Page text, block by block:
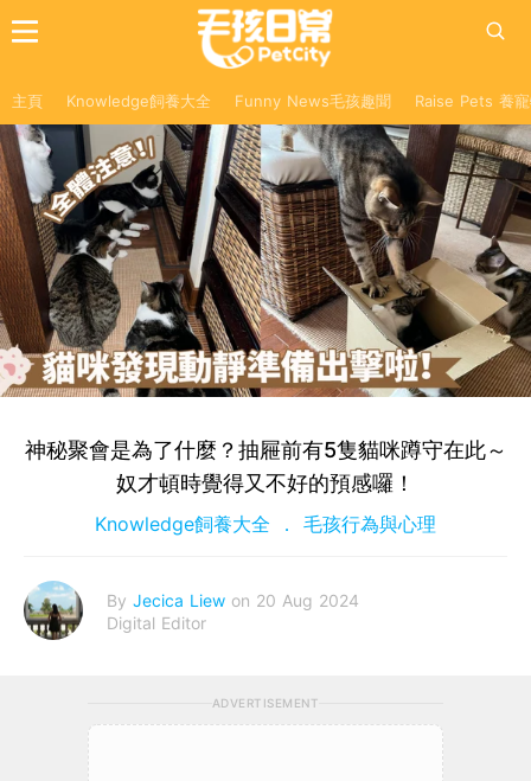
主頁 Knowledge飼養大全 Funny News毛孩趣聞 Raise Pets 養
神秘聚會是為了什麼？抽屜前有5隻貓咪蹲守在此～
奴才頓時覺得又不好的預感囉！
Knowledge飼養大全 毛孩行為與心理
By Jecica Liew on 20 Aug 2024
Digital Editor
ADVERTISEMENT